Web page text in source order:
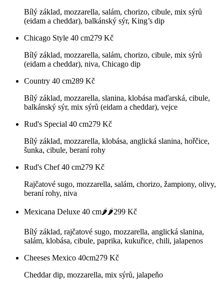
Bílý základ, mozzarella, salám, chorizo, cibule, mix sýrů
(eidam a cheddar), balkánský sýr, King’s dip
Chicago Style 40 cm279 Kč
Bílý základ, mozzarella, salám, chorizo, cibule, mix sýrů
(eidam a cheddar), niva, Chicago dip
Country 40 cm289 Kč
Bílý základ, mozzarella, slanina, klobása maďarská, cibule,
balkánský sýr, mix sýrů (eidam a cheddar), vejce
Rud's Special 40 cm279 Kč
Bílý základ, mozzarella, klobása, anglická slanina, hořčice,
šunka, cibule, beraní rohy
Rud's Chef 40 cm279 Kč
Rajčatové sugo, mozzarella, salám, chorizo, žampiony, olivy,
beraní rohy, niva
Mexicana Deluxe 40 cm🌶️🌶️299 Kč
Bílý základ, rajčatové sugo, mozzarella, anglická slanina,
salám, klobása, cibule, paprika, kukuřice, chili, jalapenos
Cheeses Mexico 40cm279 Kč
Cheddar dip, mozzarella, mix sýrů, jalapeňo